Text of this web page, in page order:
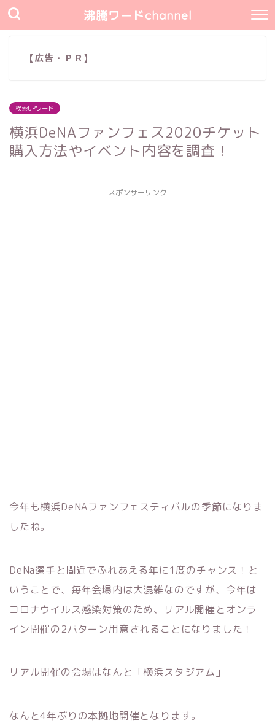
沸騰ワードchannel
【広告・ＰＲ】
検索UPワード
横浜DeNAファンフェス2020チケット
購入方法やイベント内容を調査！
スポンサーリンク
今年も横浜DeNAファンフェスティバルの季節になりま
したね。
DeNa選手と間近でふれあえる年に1度のチャンス！と
いうことで、毎年会場内は大混雑なのですが、今年は
コロナウイルス感染対策のため、リアル開催とオンラ
イン開催の2パターン用意されることになりました！
リアル開催の会場はなんと「横浜スタジアム」
なんと4年ぶりの本拠地開催となります。